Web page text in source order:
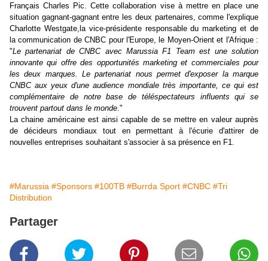
Français Charles Pic. Cette collaboration vise à mettre en place une
situation gagnant-gagnant entre les deux partenaires, comme l'explique
Charlotte Westgate,la vice-présidente responsable du marketing et de
la communication de CNBC pour l'Europe, le Moyen-Orient et l'Afrique :
"Le partenariat de CNBC avec Marussia F1 Team est une solution
innovante qui offre des opportunités marketing et commerciales pour
les deux marques. Le partenariat nous permet d'exposer la marque
CNBC aux yeux d'une audience mondiale très importante, ce qui est
complémentaire de notre base de téléspectateurs influents qui se
trouvent partout dans le monde."
La chaine américaine est ainsi capable de se mettre en valeur auprès
de décideurs mondiaux tout en permettant à l'écurie d'attirer de
nouvelles entreprises souhaitant s'associer à sa présence en F1.
#Marussia #Sponsors #100TB #Burrda Sport #CNBC #Tri
Distribution
Partager